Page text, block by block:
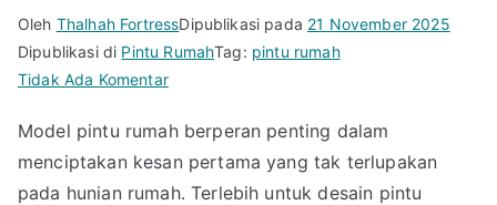
Oleh Thalhah FortressDipublikasi pada 21 November 2025
Dipublikasi di Pintu RumahTag: pintu rumah
Tidak Ada Komentarpada
Naksir!
Ini
Karakteristik
Model pintu rumah berperan penting dalam
menciptakan kesan pertama yang tak terlupakan
pada hunian rumah. Terlebih untuk desain pintu